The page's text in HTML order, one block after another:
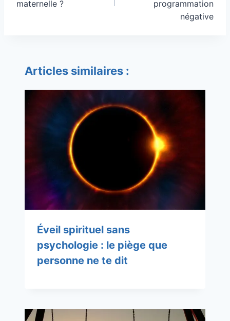
maternelle ?
programmation
négative
Articles similaires :
Éveil spirituel sans
psychologie : le piège que
personne ne te dit